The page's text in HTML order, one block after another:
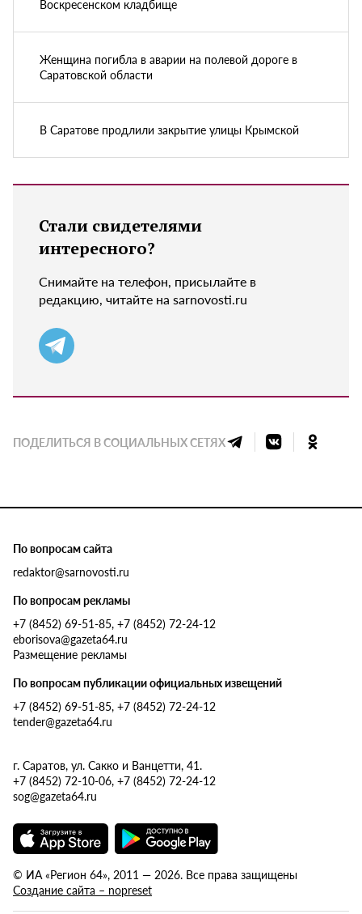
Воскресенском кладбище
Женщина погибла в аварии на полевой дороге в
Саратовской области
В Саратове продлили закрытие улицы Крымской
Стали свидетелями
интересного?
Снимайте на телефон, присылайте в
редакцию, читайте на sarnovosti.ru
ПОДЕЛИТЬСЯ В СОЦИАЛЬНЫХ СЕТЯХ
По вопросам сайта
redaktor@sarnovosti.ru
По вопросам рекламы
+7 (8452) 69-51-85, +7 (8452) 72-24-12
eborisova@gazeta64.ru
Размещение рекламы
По вопросам публикации официальных извещений
+7 (8452) 69-51-85, +7 (8452) 72-24-12
tender@gazeta64.ru
г. Саратов, ул. Сакко и Ванцетти, 41.
+7 (8452) 72-10-06, +7 (8452) 72-24-12
sog@gazeta64.ru
© ИА «Регион 64», 2011 — 2026. Все права защищены
Создание сайта – nopreset